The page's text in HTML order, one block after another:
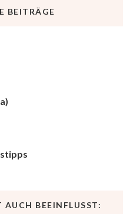
BEITRÄGE
BEEINFLUSST: